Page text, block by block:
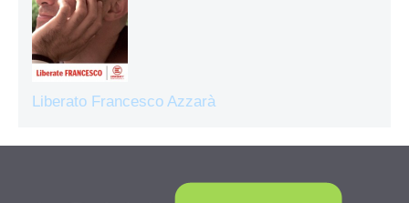
Liberato Francesco Azzarà